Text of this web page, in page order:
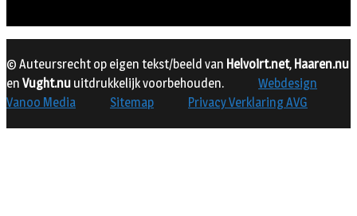
© Auteursrecht op eigen tekst/beeld van Helvoirt.net, Haaren.nu
en Vught.nu uitdrukkelijk voorbehouden.
Webdesign
Vanoo Media
Sitemap Privacy Verklaring AVG